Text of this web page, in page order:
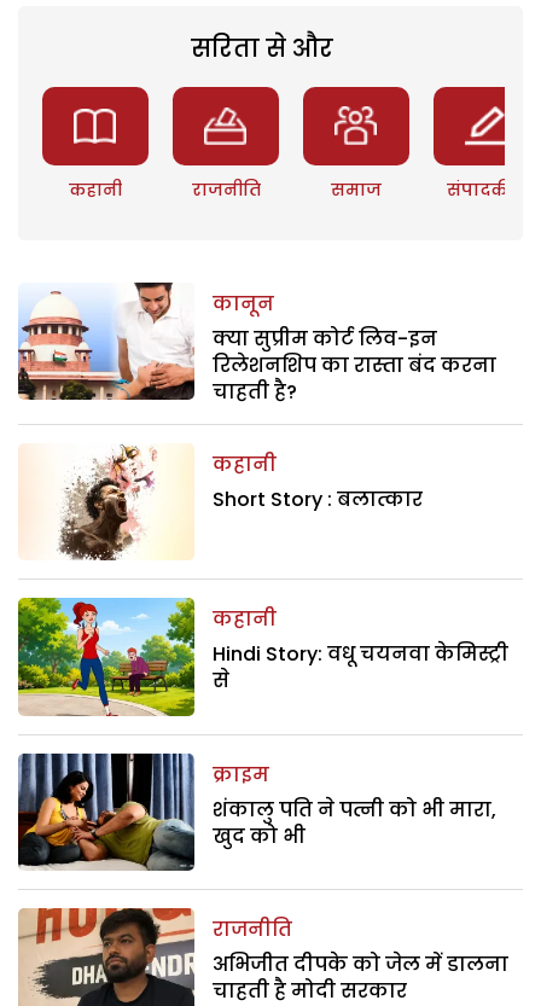
सरिता से और
कहानी राजनीति समाज संपादकीय
कानून
क्या सुप्रीम कोर्ट लिव-इन
रिलेशनशिप का रास्ता बंद करना
चाहती है?
कहानी
Short Story : बलात्कार
कहानी
Hindi Story: वधू चयनवा केमिस्ट्री
से
क्राइम
शंकालु पति ने पत्नी को भी मारा,
खुद को भी
राजनीति
अभिजीत दीपके को जेल में डालना
चाहती है मोदी सरकार